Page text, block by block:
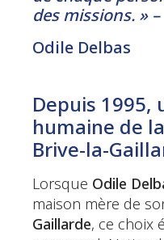
des missions. » –
Odile Delbas
Depuis 1995,
humaine de
Brive-la-
Lorsque Odile
maison mère de
Gaillarde, ce choix